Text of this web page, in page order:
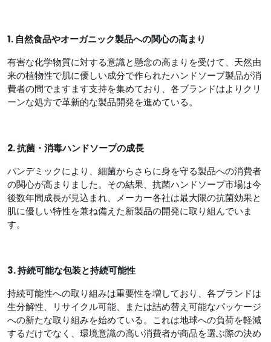
1. 自然食品やオーガニック製品への関心の高まり
有害な化学物質に対する意識と懸念の高まりを受けて、天然由
来の植物性で肌に優しい成分で作られたハンドソープ製品が消
費者の間でますます支持を集めており、各ブランドはよりクリ
ーンな処方で革新的な製品開発を進めている。
2. 抗菌・消毒ハンドソープの成長
パンデミックにより、細菌からさらに身を守る製品への消費者
の関心が高まりました。その結果、抗菌ハンドソープ市場は今
後数年間成長が見込まれ、メーカー各社は最大限の抗菌効果と
肌に優しい特性を兼ね備えた新製品の開発に取り組んでいま
す。
3. 持続可能な包装と持続可能性
持続可能性への取り組みは重要性を増しており、各ブランドは
生分解性、リサイクル可能、または詰め替え可能なパッケージ
への新たな取り組みを始めている。これは地球への負荷を軽減
するだけでなく、環境意識の高い消費者が商品を選ぶ際の決め